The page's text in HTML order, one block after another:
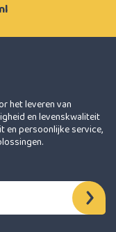
het leveren van
en levenskwaliteit
en persoonlijke service,